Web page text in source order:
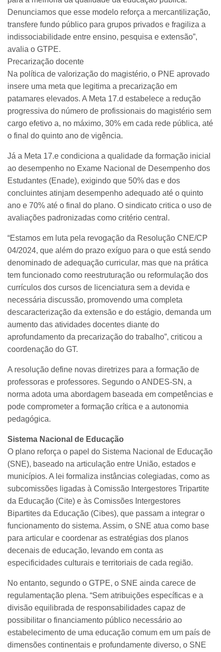
Denunciamos que esse modelo reforça a mercantilização,
transfere fundo público para grupos privados e fragiliza a
indissociabilidade entre ensino, pesquisa e extensão”,
avalia o GTPE.
Precarização docente
Na política de valorização do magistério, o PNE aprovado
insere uma meta que legitima a precarização em
patamares elevados. A Meta 17.d estabelece a redução
progressiva do número de profissionais do magistério sem
cargo efetivo a, no máximo, 30% em cada rede pública, até
o final do quinto ano de vigência.
Já a Meta 17.e condiciona a qualidade da formação inicial
ao desempenho no Exame Nacional de Desempenho dos
Estudantes (Enade), exigindo que 50% das e dos
concluintes atinjam desempenho adequado até o quinto
ano e 70% até o final do plano. O sindicato critica o uso de
avaliações padronizadas como critério central.
“Estamos em luta pela revogação da Resolução CNE/CP
04/2024, que além do prazo exíguo para o que está sendo
denominado de adequação curricular, mas que na prática
tem funcionado como reestruturação ou reformulação dos
currículos dos cursos de licenciatura sem a devida e
necessária discussão, promovendo uma completa
descaracterização da extensão e do estágio, demanda um
aumento das atividades docentes diante do
aprofundamento da precarização do trabalho”, criticou a
coordenação do GT.
A resolução define novas diretrizes para a formação de
professoras e professores. Segundo o ANDES-SN, a
norma adota uma abordagem baseada em competências e
pode comprometer a formação crítica e a autonomia
pedagógica.
Sistema Nacional de Educação
O plano reforça o papel do Sistema Nacional de Educação
(SNE), baseado na articulação entre União, estados e
municípios. A lei formaliza instâncias colegiadas, como as
subcomissões ligadas à Comissão Intergestores Tripartite
da Educação (Cite) e às Comissões Intergestores
Bipartites da Educação (Cibes), que passam a integrar o
funcionamento do sistema. Assim, o SNE atua como base
para articular e coordenar as estratégias dos planos
decenais de educação, levando em conta as
especificidades culturais e territoriais de cada região.
No entanto, segundo o GTPE, o SNE ainda carece de
regulamentação plena. “Sem atribuições específicas e a
divisão equilibrada de responsabilidades capaz de
possibilitar o financiamento público necessário ao
estabelecimento de uma educação comum em um país de
dimensões continentais e profundamente diverso, o SNE